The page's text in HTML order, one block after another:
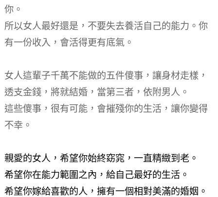
你。
所以女人最好還是，不要失去養活自己的能力。你
有一份收入，會活得更有底氣。
女人這輩子千萬不能做的五件傻事，讓身材走樣，
透支金錢，將就結婚，當第三者，依附男人。
這些傻事，很有可能，會摧殘你的生活，讓你變得
不幸。
親愛的女人，希望你始終窈窕，一直精緻到老。
希望你在能力範圍之內，給自己最好的生活。
希望你嫁給喜歡的人，擁有一個相對美滿的婚姻。